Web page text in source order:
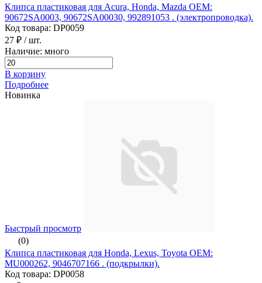
Клипса пластиковая для Acura, Honda, Mazda ОЕМ:
90672SA0003, 90672SA00030, 992891053 . (электропроводка).
Код товара: DP0059
27 ₽ / шт.
Наличие: много
В корзину
Подробнее
Новинка
Быстрый просмотр
(0)
Клипса пластиковая для Honda, Lexus, Toyota ОЕМ:
MU000262, 9046707166 . (подкрылки).
Код товара: DP0058